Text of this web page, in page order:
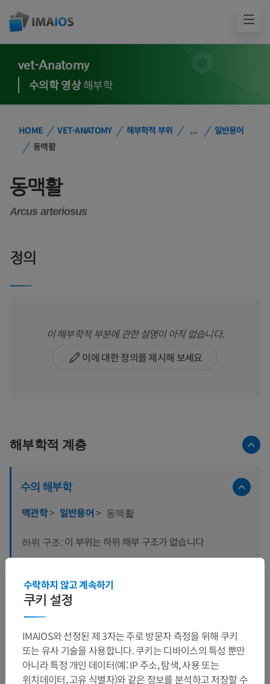
vet-Anatomy
수의학 영상해부학
HOME VET-ANATOMY 해부학적 부위 ...
일반용어
동맥활
동맥활
Arcus arteriosus
정의
이 해부학적 부분에 관한 설명이 아직 없습니다.
이에 대한 정의를 제시해 보세요
해부학적 계층
수의 해부학
맥관학> 일반용어> 동맥활
하위 구조: 이 부위는 하위 해부 구조가 없습니다
번역
문제를 발견하셨나요?
쿠키 설정
수락하지 않고 계속하기
IMAIOS와 선정된 제 3자는 주로 방문자 측정을 위해 쿠키
또는 유사 기술을 사용합니다. 쿠키는 디바이스의 특성 뿐만
아니라 특정 개인 데이터(예: IP 주소, 탐색, 사용 또는
위치데이터, 고유 식별자)와 같은 정보를 분석하고 저장할 수